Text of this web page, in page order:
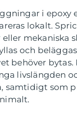
i epoxy
lokalt.
mekaniska
och
behöver bytas.
livslängden
samtidigt som